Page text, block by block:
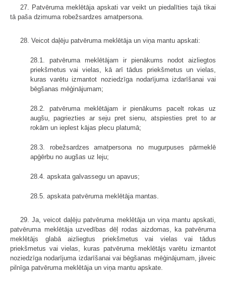
27. Patvēruma meklētāja apskati var veikt un piedalīties tajā tikai
tā paša dzimuma robežsardzes amatpersona.
28. Veicot daļēju patvēruma meklētāja un viņa mantu apskati:
28.1. patvēruma meklētājam ir pienākums nodot aizliegtos
priekšmetus vai vielas, kā arī tādus priekšmetus un vielas,
kuras varētu izmantot noziedzīga nodarījuma izdarīšanai vai
bēgšanas mēģinājumam;
28.2. patvēruma meklētājam ir pienākums pacelt rokas uz
augšu, pagriezties ar seju pret sienu, atspiesties pret to ar
rokām un ieplest kājas plecu platumā;
28.3. robežsardzes amatpersona no mugurpuses pārmeklē
apģērbu no augšas uz leju;
28.4. apskata galvassegu un apavus;
28.5. apskata patvēruma meklētāja mantas.
29. Ja, veicot daļēju patvēruma meklētāja un viņa mantu apskati,
patvēruma meklētāja uzvedības dēļ rodas aizdomas, ka patvēruma
meklētājs glabā aizliegtus priekšmetus vai vielas vai tādus
priekšmetus vai vielas, kuras patvēruma meklētājs varētu izmantot
noziedzīga nodarījuma izdarīšanai vai bēgšanas mēģinājumam, jāveic
pilnīga patvēruma meklētāja un viņa mantu apskate.